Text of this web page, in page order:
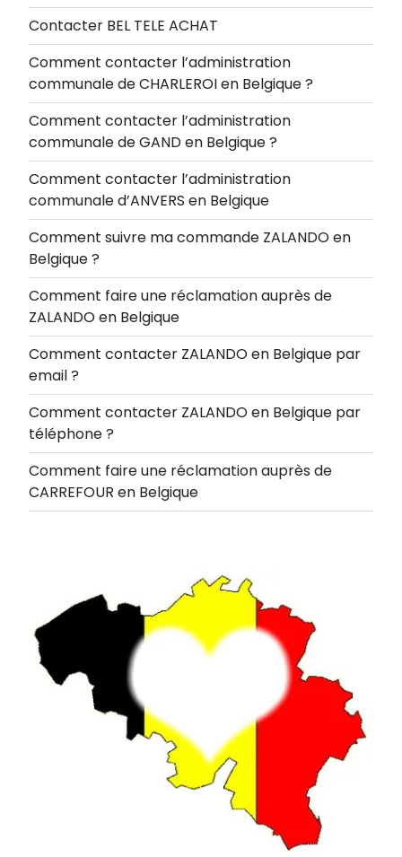
Contacter BEL TELE ACHAT
Comment contacter l’administration
communale de CHARLEROI en Belgique ?
Comment contacter l’administration
communale de GAND en Belgique ?
Comment contacter l’administration
communale d’ANVERS en Belgique
Comment suivre ma commande ZALANDO en
Belgique ?
Comment faire une réclamation auprès de
ZALANDO en Belgique
Comment contacter ZALANDO en Belgique par
email ?
Comment contacter ZALANDO en Belgique par
téléphone ?
Comment faire une réclamation auprès de
CARREFOUR en Belgique